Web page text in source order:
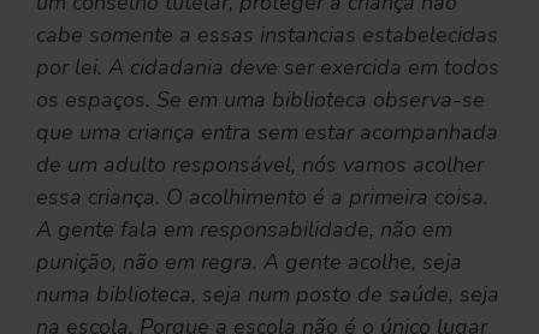
cabe somente a essas instancias estabelecidas
por lei. A cidadania deve ser exercida em todos
os espaços. Se em uma biblioteca observa-se
que uma criança entra sem estar acompanhada
de um adulto responsável, nós vamos acolher
essa criança. O acolhimento é a primeira coisa.
A gente fala em responsabilidade, não em
punição, não em regra. A gente acolhe, seja
numa biblioteca, seja num posto de saúde, seja
na escola. Porque a escola não é o único lugar